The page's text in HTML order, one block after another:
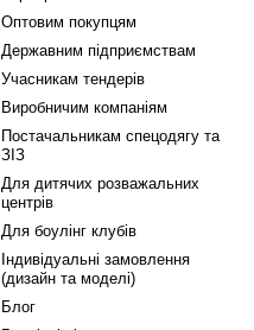
Оптовим покупцям
Державним підприємствам
Учасникам тендерів
Виробничим компаніям
Постачальникам спецодягу та
ЗІЗ
Для дитячих розважальних
центрів
Для боулінг клубів
Індивідуальні замовлення
(дизайн та моделі)
Блог